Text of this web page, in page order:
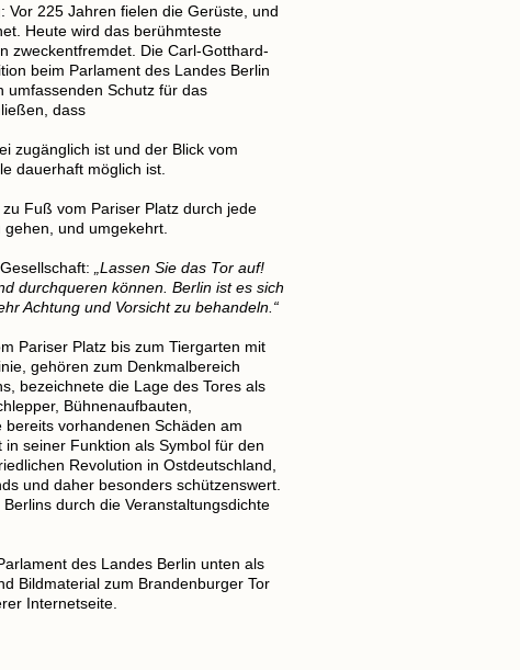
Vor 225 Jahren fielen die Gerüste, und
Heute wird das berühmteste
zweckentfremdet. Die Carl-Gotthard-
beim Parlament des Landes Berlin
umfassenden Schutz für das
dass
zugänglich ist und der Blick vom
dauerhaft möglich ist.
Fuß vom Pariser Platz durch jede
und umgekehrt.
„Lassen Sie das Tor auf!
durchqueren können. Berlin ist es sich
Achtung und Vorsicht zu behandeln.“
Pariser Platz bis zum Tiergarten mit
gehören zum Denkmalbereich
bezeichnete die Lage des Tores als
Bühnenaufbauten,
vorhandenen Schäden am
seiner Funktion als Symbol für den
Revolution in Ostdeutschland,
und daher besonders schützenswert.
durch die Veranstaltungsdichte
des Landes Berlin unten als
Bildmaterial zum Brandenburger Tor
Internetseite.